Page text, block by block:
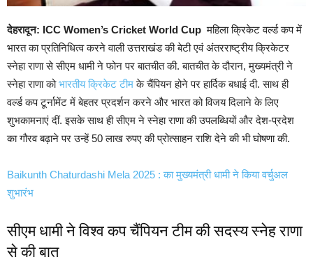
देहरादून: ICC Women’s Cricket World Cup महिला क्रिकेट वर्ल्ड कप में
भारत का प्रतिनिधित्व करने वाली उत्तराखंड की बेटी एवं अंतरराष्ट्रीय क्रिकेटर
स्नेहा राणा से सीएम धामी ने फोन पर बातचीत की. बातचीत के दौरान, मुख्यमंत्री ने
स्नेहा राणा कोभारतीय क्रिकेट टीमके चैंपियन होने पर हार्दिक बधाई दी. साथ ही
वर्ल्ड कप टूर्नामेंट में बेहतर प्रदर्शन करने और भारत को विजय दिलाने के लिए
शुभकामनाएं दीं. इसके साथ ही सीएम ने स्नेहा राणा की उपलब्धियों और देश-प्रदेश
का गौरव बढ़ाने पर उन्हें 50 लाख रुपए की प्रोत्साहन राशि देने की भी घोषणा की.
Baikunth Chaturdashi Mela 2025 : का मुख्यमंत्री धामी ने किया वर्चुअल
शुभारंभ
सीएम धामी ने विश्व कप चैंपियन टीम की सदस्य स्नेह राणा
से की बात